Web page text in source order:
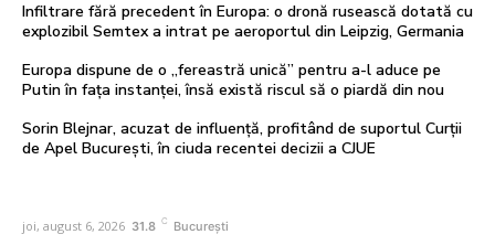
Infiltrare fără precedent în Europa: o dronă rusească dotată cu
explozibil Semtex a intrat pe aeroportul din Leipzig, Germania
Europa dispune de o „fereastră unică” pentru a-l aduce pe
Putin în fața instanței, însă există riscul să o piardă din nou
Sorin Blejnar, acuzat de influență, profitând de suportul Curții
de Apel București, în ciuda recentei decizii a CJUE
joi, august 6, 2026 31.8 C București